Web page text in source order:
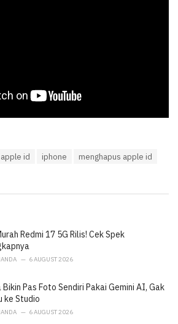
apple id iphone
menghapus apple id
Redmi 17 5G Rilis! Cek Spek
6 AUGUST 2026
Bikin Pas Foto Sendiri Pakai Gemini AI, Gak
ke Studio
6 AUGUST 2026